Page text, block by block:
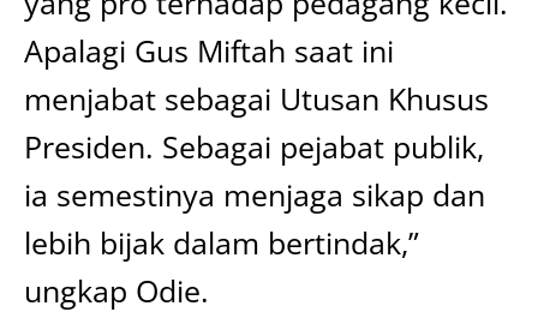
Apalagi Gus Miftah saat ini
menjabat sebagai Utusan Khusus
Presiden. Sebagai pejabat publik,
ia semestinya menjaga sikap dan
lebih bijak dalam bertindak,”
ungkap Odie.